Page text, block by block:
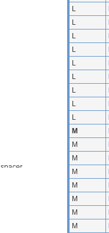
L
L
L
L
L
L
L
L
L
M
M
M
M
M
M
M
M